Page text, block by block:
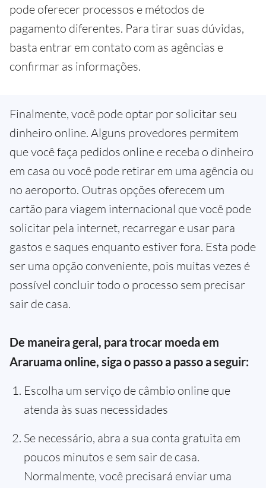
pode oferecer processos e métodos de
pagamento diferentes. Para tirar suas dúvidas,
basta entrar em contato com as agências e
confirmar as informações.
Finalmente, você pode optar por solicitar seu
dinheiro online. Alguns provedores permitem
que você faça pedidos online e receba o dinheiro
em casa ou você pode retirar em uma agência ou
no aeroporto. Outras opções oferecem um
cartão para viagem internacional que você pode
solicitar pela internet, recarregar e usar para
gastos e saques enquanto estiver fora. Esta pode
ser uma opção conveniente, pois muitas vezes é
possível concluir todo o processo sem precisar
sair de casa.
De maneira geral, para trocar moeda em
Araruama online, siga o passo a passo a seguir:
Escolha um serviço de câmbio online que
atenda às suas necessidades
Se necessário, abra a sua conta gratuita em
poucos minutos e sem sair de casa.
Normalmente, você precisará enviar uma